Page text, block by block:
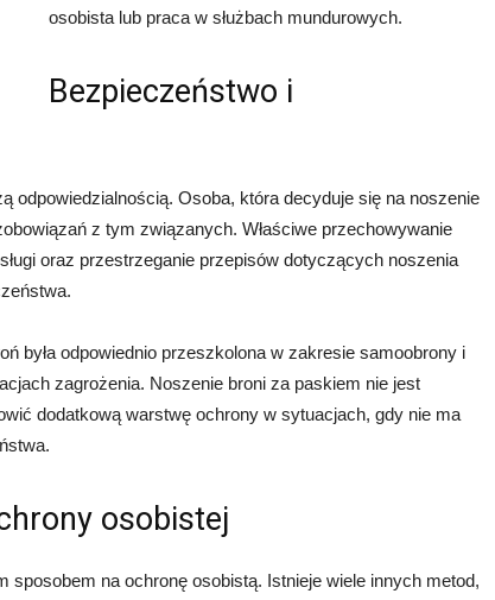
osobista lub praca w służbach mundurowych.
Bezpieczeństwo i
odpowiedzialnością. Osoba, która decyduje się na noszenie
z tym związanych. Właściwe przechowywanie
oraz przestrzeganie przepisów dotyczących noszenia
była odpowiednio przeszkolona w zakresie samoobrony i
zagrożenia. Noszenie broni za paskiem nie jest
dodatkową warstwę ochrony w sytuacjach, gdy nie ma
osobistej
sposobem na ochronę osobistą. Istnieje wiele innych metod,